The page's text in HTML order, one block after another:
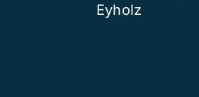
Eyholz